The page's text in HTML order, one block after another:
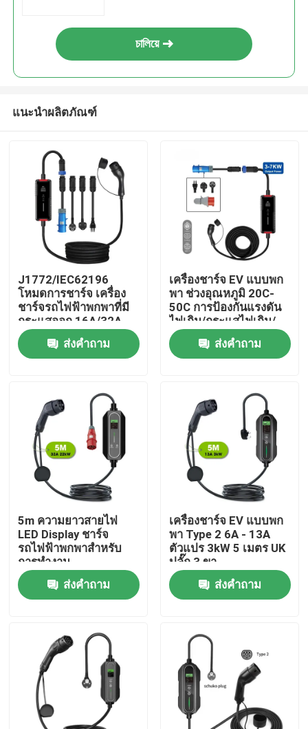
บ้าน
เกี่ยวกับเรา
ทัวร์โรงงาน
ควบคุมคุณภาพ
ติดต่อเรา
ขอใบเสนอราคา
ที่ชาร์จ EV แบบพกพา
চালিয়ে
แนะนำผลิตภัณฑ์
J1772/IEC62196
โหมดการชาร์จ เครื่อง
ชาร์จรถไฟฟ้าพกพาที่มี
กระแสออก 16A/32A
ส่งคำถาม
เครื่องชาร์จ EV แบบพก
พา ช่วงอุณหภูมิ 20C-
50C การป้องกันแรงดัน
ไฟเกิน/กระแสไฟเกิน/
ไฟฟ้าลัดวงจร/ขั้วไฟฟ้า
ย้อนกลับ ส่งคำถาม
5m ความยาวสายไฟ
LED Display ชาร์จ
รถไฟฟ้าพกพาสําหรับ
การทํางาน
ส่งคำถาม
เครื่องชาร์จ EV แบบพก
พา Type 2 6A - 13A
ตัวแปร 3kW 5 เมตร UK
ปลั๊ก 3 ขา
ส่งคำถาม